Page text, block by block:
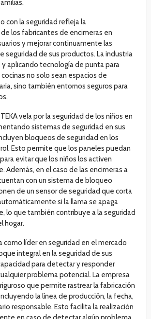
con la seguridad refleja la
los fabricantes de encimeras en
y mejorar continuamente las
seguridad de sus productos. La industria
y aplicando tecnología de punta para
no solo sean espacios de
sino también entornos seguros para
vela por la seguridad de los niños en
sistemas de seguridad en sus
bloqueos de seguridad en los
Esto permite que los paneles puedan
evitar que los niños los activen
Además, en el caso de las encimeras a
con un sistema de bloqueo
de un sensor de seguridad que corta
si la llama se apaga
lo que también contribuye a la seguridad
hogar.
como líder en seguridad en el mercado
integral en la seguridad de sus
para detectar y responder
problema potencial. La empresa
que permite rastrear la fabricación
la línea de producción, la fecha,
responsable. Esto facilita la realización